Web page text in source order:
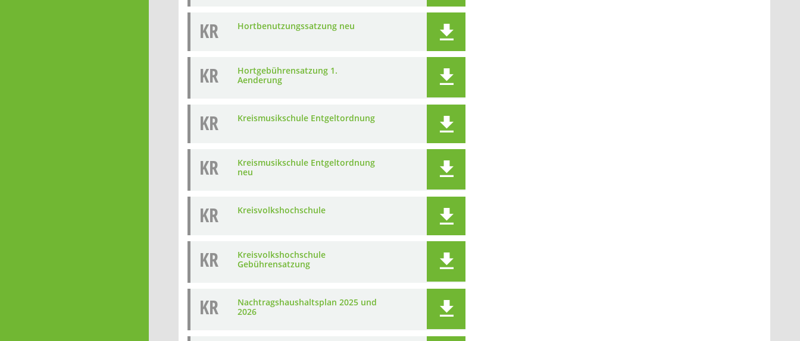
KR Hortbenutzungssatzung neu
KR
Hortgebührensatzung 1.
Aenderung
KR Kreismusikschule Entgeltordnung
KR
Kreismusikschule Entgeltordnung
neu
KR Kreisvolkshochschule
KR
Kreisvolkshochschule
Gebührensatzung
KR
Nachtragshaushaltsplan 2025 und
2026